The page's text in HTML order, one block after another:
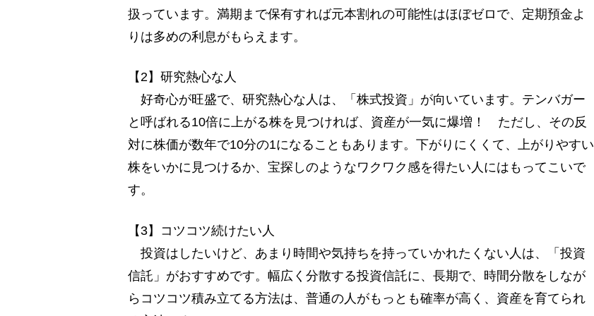
扱っています。満期まで保有すれば元本割れの可能性はほぼゼロで、定期預金よ
りは多めの利息がもらえます。
【2】研究熱心な人
好奇心が旺盛で、研究熱心な人は、「株式投資」が向いています。テンバガー
と呼ばれる10倍に上がる株を見つければ、資産が一気に爆増！ ただし、その反
対に株価が数年で10分の1になることもあります。下がりにくくて、上がりやすい
株をいかに見つけるか、宝探しのようなワクワク感を得たい人にはもってこいで
す。
【3】コツコツ続けたい人
投資はしたいけど、あまり時間や気持ちを持っていかれたくない人は、「投資
信託」がおすすめです。幅広く分散する投資信託に、長期で、時間分散をしなが
らコツコツ積み立てる方法は、普通の人がもっとも確率が高く、資産を育てられ